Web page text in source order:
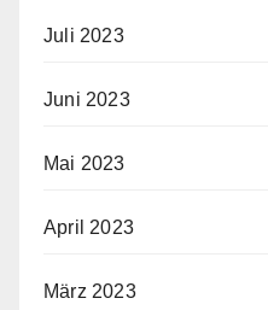
Juli 2023
Juni 2023
Mai 2023
April 2023
März 2023